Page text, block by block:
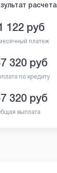
расчета
122руб
платеж
320руб
по кредиту
320руб
выплата